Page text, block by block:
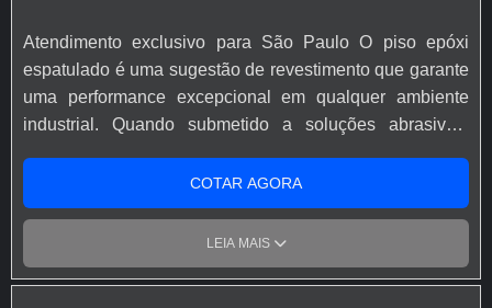
parte do nosso rol de atividades, a execução das juntas
do piso e lábios poliméricos são de extrema importância
em projetos de Pisos industrias com alta capacidade de
carga.
Atendimento exclusivo para São Paulo O piso epóxi
espatulado é uma sugestão de revestimento que garante
uma performance excepcional em qualquer ambiente
industrial. Quando submetido a soluções abrasivas,
intenso, o mesmo mantém suas características de
durabilidade quando sua aplicação é feita em argamassa
epóxi. Por causa da sua composição química, a
argamassa epóxi facilita a aplicação deste tipo de piso,
uma vez que é finalizado em uma única camada
COTAR AGORA
LEIA MAIS